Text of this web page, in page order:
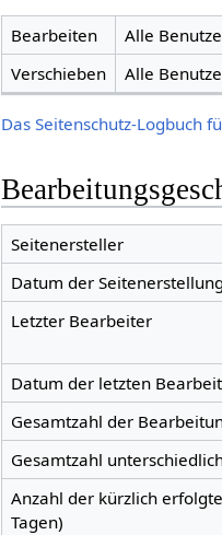
Bearbeiten
Alle
Verschieben
Alle
Das Seitenschutz-Logbuch
Seitenersteller
Datum der Seitenerstellung
Letzter Bearbeiter
Datum der letzten
Gesamtzahl der
Gesamtzahl
Anzahl der kürzlich
Tagen)